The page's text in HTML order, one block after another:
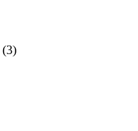
(3)